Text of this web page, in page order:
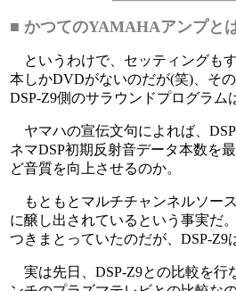
■ かつてのYAMAHAアンプと
というわけで、セッティングも
本しかDVDがないのだが(笑)、そ
DSP-Z9側のサラウンドプログラム
ヤマハの宣伝文句によれば、
ネマDSP初期反射音データ本数を
ど音質を向上させるのか。
もともとマルチチャンネルソー
に醸し出されているという事実だ
つきまとっていたのだが、DSP-Z9
実は先日、DSP-Z9との比較を行